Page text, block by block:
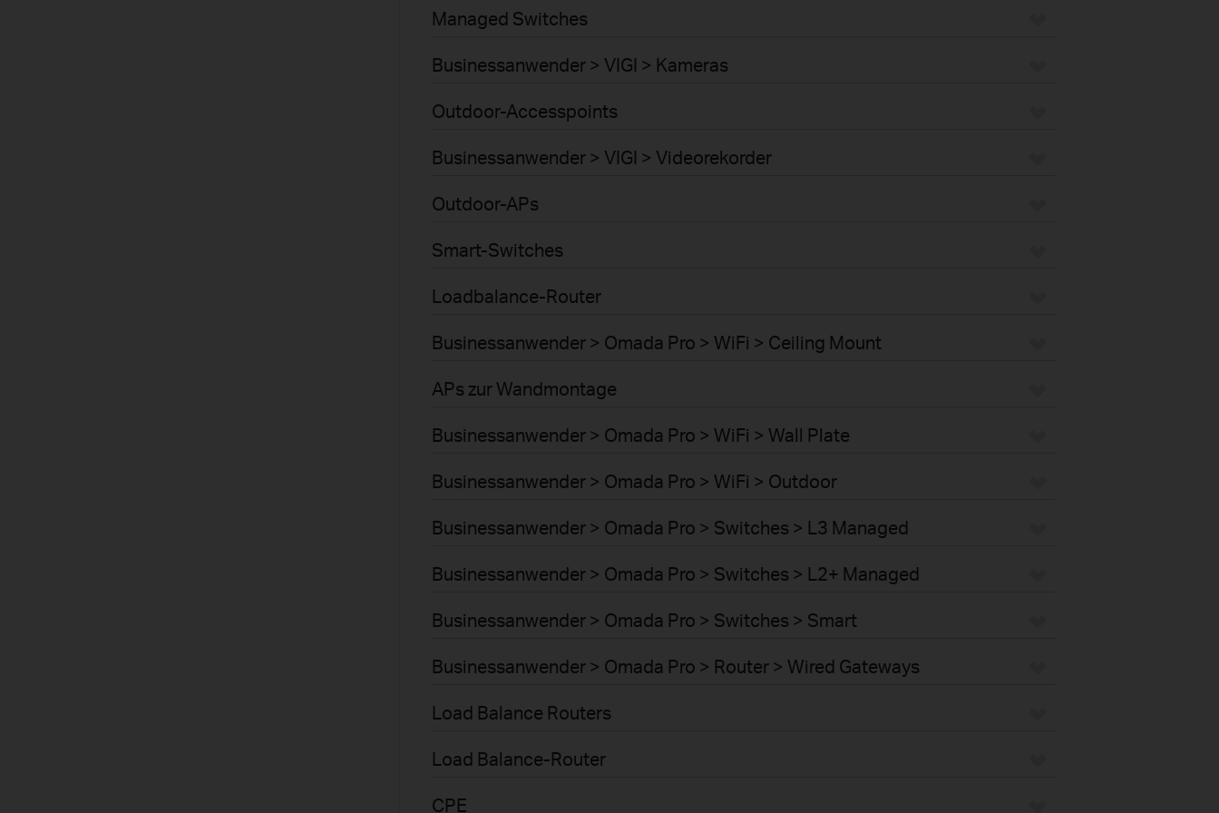
Managed Switches
Businessanwender > VIGI > Kameras
Outdoor-Accesspoints
Businessanwender > VIGI > Videorekorder
Outdoor-APs
Smart-Switches
Loadbalance-Router
Businessanwender > Omada Pro > WiFi > Ceiling Mount
APs zur Wandmontage
Businessanwender > Omada Pro > WiFi > Wall Plate
Businessanwender > Omada Pro > WiFi > Outdoor
Businessanwender > Omada Pro > Switches > L3 Managed
Businessanwender > Omada Pro > Switches > L2+ Managed
Businessanwender > Omada Pro > Switches > Smart
Businessanwender > Omada Pro > Router > Wired Gateways
Load Balance Routers
Load Balance-Router
CPE